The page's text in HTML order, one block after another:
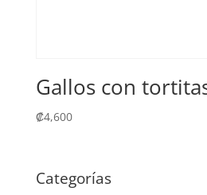
Gallos con
₡4,600
Categorías